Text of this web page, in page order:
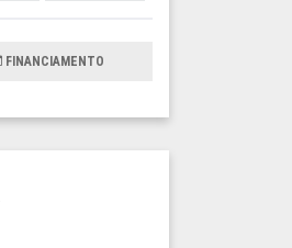
FINANCIAMENTO